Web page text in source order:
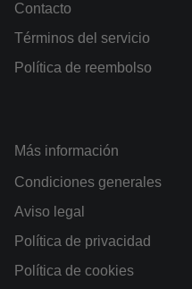
Contacto
Términos del servicio
Política de reembolso
Más información
Condiciones generales
Aviso legal
Política de privacidad
Política de cookies